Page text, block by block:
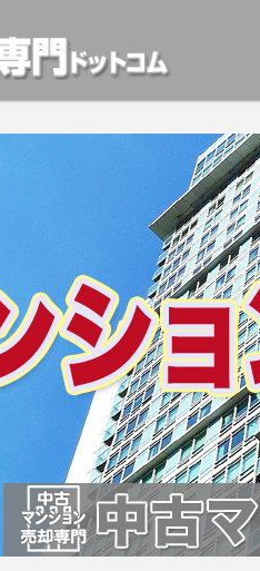
等の「業者」が物件を買います。一
はお気軽にご相談ください。マン